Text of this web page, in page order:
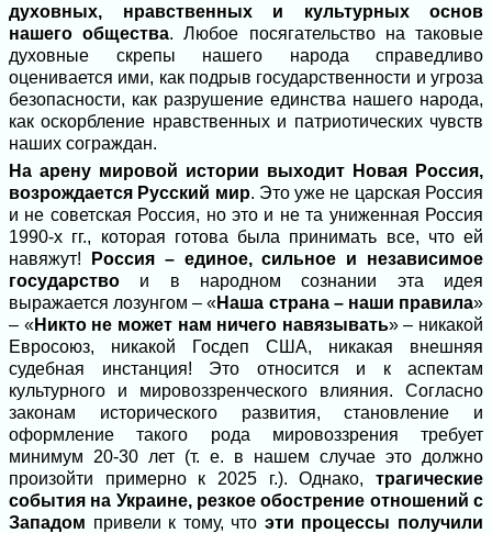
духовных, нравственных и культурных основ
нашего общества. Любое посягательство на таковые
духовные скрепы нашего народа справедливо
оценивается ими, как подрыв государственности и угроза
безопасности, как разрушение единства нашего народа,
как оскорбление нравственных и патриотических чувств
наших сограждан.
На арену мировой истории выходит Новая Россия,
возрождается Русский мир. Это уже не царская Россия
и не советская Россия, но это и не та униженная Россия
1990-х гг., которая готова была принимать все, что ей
навяжут!
Россия – единое, сильное и независимое
государство и в народном сознании эта идея
выражается лозунгом – «Наша страна – наши правила»
– «Никто не может нам ничего навязывать» – никакой
Евросоюз, никакой Госдеп США, никакая внешняя
судебная инстанция! Это относится и к аспектам
культурного и мировоззренческого влияния. Согласно
законам исторического развития, становление и
оформление такого рода мировоззрения требует
минимум 20-30 лет (т. е. в нашем случае это должно
произойти примерно к 2025 г.). Однако, трагические
события на Украине, резкое обострение отношений с
Западом привели к тому, что эти процессы получили